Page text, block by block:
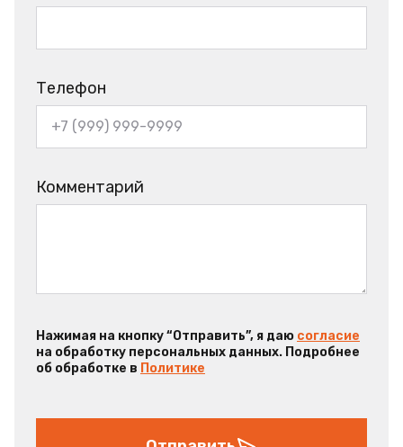
Телефон
Комментарий
Нажимая на кнопку “Отправить”, я даю согласие
на обработку персональных данных. Подробнее
об обработке в Политике